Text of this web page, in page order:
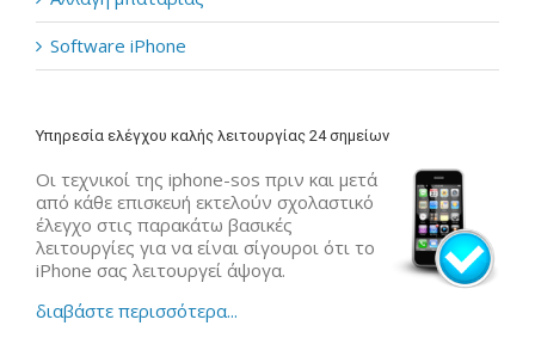
Software iPhone
Υπηρεσία ελέγχου καλής λειτουργίας 24 σημείων
Οι τεχνικοί της iphone-sos πριν και μετά
από κάθε επισκευή εκτελούν σχολαστικό
έλεγχο στις παρακάτω βασικές
λειτουργίες για να είναι σίγουροι ότι το
iPhone σας λειτουργεί άψογα.
διαβάστε περισσότερα...